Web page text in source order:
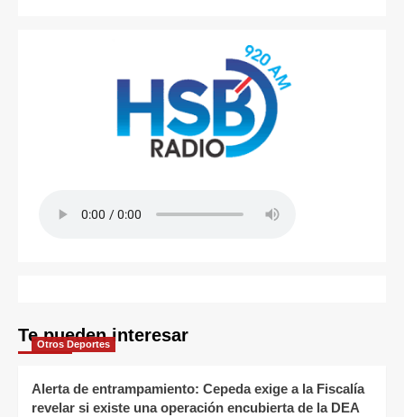
Te pueden interesar
Otros Deportes
Alerta de entrampamiento: Cepeda exige a la Fiscalía
revelar si existe una operación encubierta de la DEA